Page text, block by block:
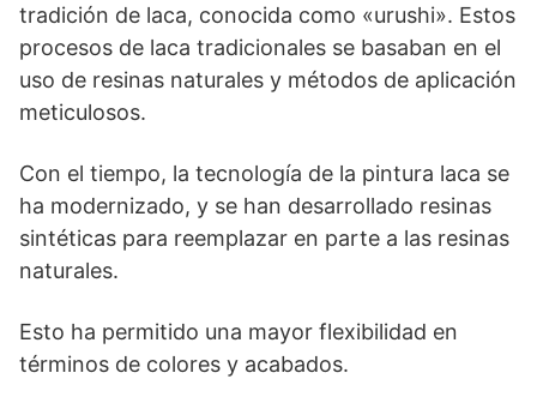
tradición de laca, conocida como «urushi». Estos
procesos de laca tradicionales se basaban en el
uso de resinas naturales y métodos de aplicación
meticulosos.
Con el tiempo, la tecnología de la pintura laca se
ha modernizado, y se han desarrollado resinas
sintéticas para reemplazar en parte a las resinas
naturales.
Esto ha permitido una mayor flexibilidad en
términos de colores y acabados.